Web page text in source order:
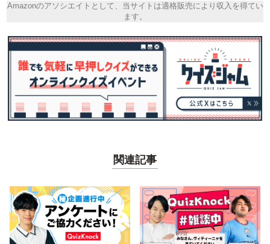
Amazonのアソシエイトとして、当サイトは適格販売により収入を得てい
ます。
関連記事